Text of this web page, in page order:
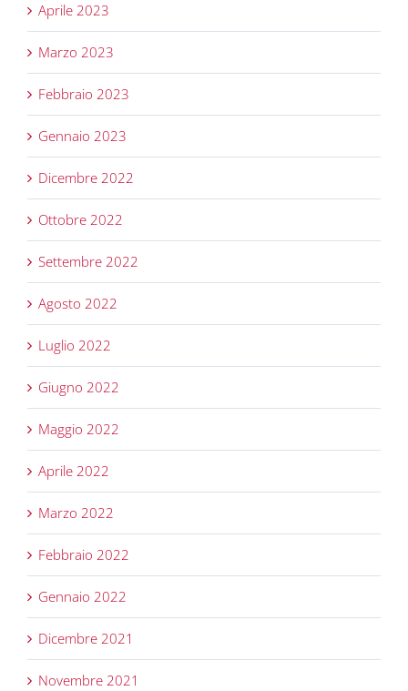
Aprile 2023
Marzo 2023
Febbraio 2023
Gennaio 2023
Dicembre 2022
Ottobre 2022
Settembre 2022
Agosto 2022
Luglio 2022
Giugno 2022
Maggio 2022
Aprile 2022
Marzo 2022
Febbraio 2022
Gennaio 2022
Dicembre 2021
Novembre 2021